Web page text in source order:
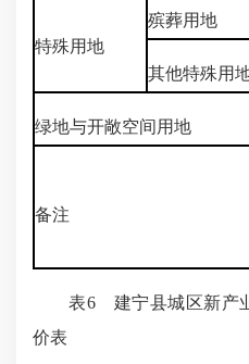
特殊用地
殡葬用地
其他特殊用
绿地与开敞空间用地
备注
表6 建宁县城区新产业
价表